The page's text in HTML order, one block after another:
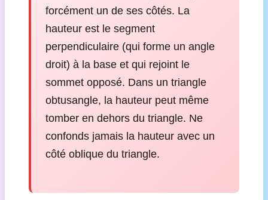
forcément un de ses côtés. La
hauteur est le segment
perpendiculaire (qui forme un angle
droit) à la base et qui rejoint le
sommet opposé. Dans un triangle
obtusangle, la hauteur peut même
tomber en dehors du triangle. Ne
confonds jamais la hauteur avec un
côté oblique du triangle.